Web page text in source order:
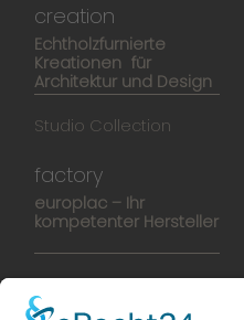
creation
Echtholzfurnierte
Kreationen für
Architektur und Design
Studio Collection
factory
europlac – Ihr
kompetenter Hersteller
Hightech-Fertigung
Manufaktur